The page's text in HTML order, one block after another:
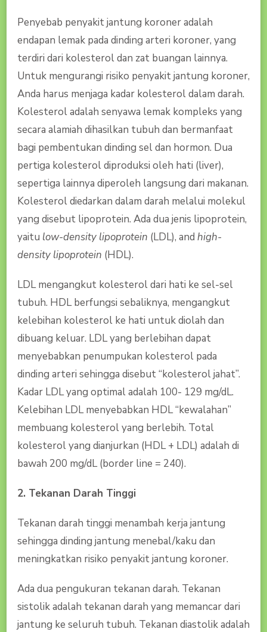
Penyebab penyakit jantung koroner adalah
endapan lemak pada dinding arteri koroner, yang
terdiri dari kolesterol dan zat buangan lainnya.
Untuk mengurangi risiko penyakit jantung koroner,
Anda harus menjaga kadar kolesterol dalam darah.
Kolesterol adalah senyawa lemak kompleks yang
secara alamiah dihasilkan tubuh dan bermanfaat
bagi pembentukan dinding sel dan hormon. Dua
pertiga kolesterol diproduksi oleh hati (liver),
sepertiga lainnya diperoleh langsung dari makanan.
Kolesterol diedarkan dalam darah melalui molekul
yang disebut lipoprotein. Ada dua jenis lipoprotein,
yaitu low-density lipoprotein (LDL), and high-
density lipoprotein (HDL).
LDL mengangkut kolesterol dari hati ke sel-sel
tubuh. HDL berfungsi sebaliknya, mengangkut
kelebihan kolesterol ke hati untuk diolah dan
dibuang keluar. LDL yang berlebihan dapat
menyebabkan penumpukan kolesterol pada
dinding arteri sehingga disebut “kolesterol jahat”.
Kadar LDL yang optimal adalah 100- 129 mg/dL.
Kelebihan LDL menyebabkan HDL “kewalahan”
membuang kolesterol yang berlebih. Total
kolesterol yang dianjurkan (HDL + LDL) adalah di
bawah 200 mg/dL (border line = 240).
2. Tekanan Darah Tinggi
Tekanan darah tinggi menambah kerja jantung
sehingga dinding jantung menebal/kaku dan
meningkatkan risiko penyakit jantung koroner.
Ada dua pengukuran tekanan darah. Tekanan
sistolik adalah tekanan darah yang memancar dari
jantung ke seluruh tubuh. Tekanan diastolik adalah